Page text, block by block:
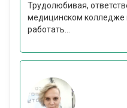
Трудолюбивая,
медицинском колледже
работать...